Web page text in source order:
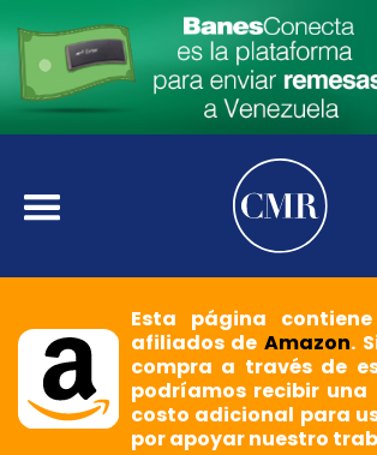
Esta página
afiliados deAmazon.
compra a través de
podríamos recibir una
costo adicional para
por apoyar nuestro